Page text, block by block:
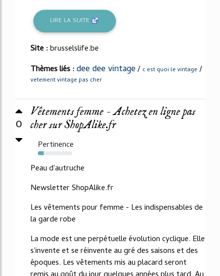
LIRE LA SUITE
Site :brusselslife.be
Thèmes liés :dee dee vintage/ c est quoi le vintage /
vetement vintage pas cher
0
Vêtements femme - Achetez en ligne pas
cher sur ShopAlike.fr
Pertinence
17%
Peau d'autruche
Newsletter ShopAlike.fr
Les vêtements pour femme - Les indispensables de
la garde robe
La mode est une perpétuelle évolution cyclique. Elle
s'invente et se réinvente au gré des saisons et des
époques. Les vêtements mis au placard seront